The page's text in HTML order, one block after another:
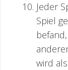
Jeder
Spiel
wird